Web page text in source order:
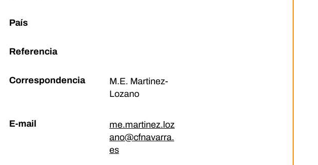
País
Referencia
Correspondencia
M.E. Martinez-
Lozano
E-mail
me.martinez.loz
ano@cfnavarra.
es